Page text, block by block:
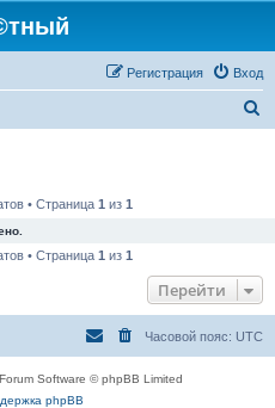
Вход
Регистрация
• Страница 1 из 1
• Страница 1 из 1
Перейти
Часовой пояс: UTC
Software © phpBB Limited
phpBB